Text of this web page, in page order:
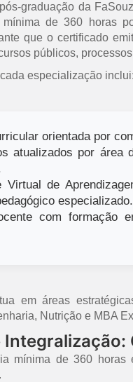
graduação da
de 360 horas
que o certificado
públicos,
especialização inclui:
orientada por
atualizados por área
Virtual de
especializado.
com formação
em áreas
Nutrição e MBA
mínima de 360